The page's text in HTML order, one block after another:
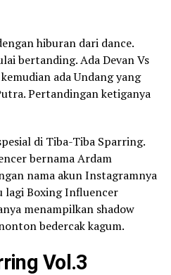
hiburan dari dance.
bertanding. Ada Devan Vs
ada Undang yang
Pertandingan ketiganya
di Tiba-Tiba Sparring.
bernama Ardam
nama akun Instagramnya
lagi Boxing Influencer
menampilkan shadow
bedercak kagum.
Vol.3